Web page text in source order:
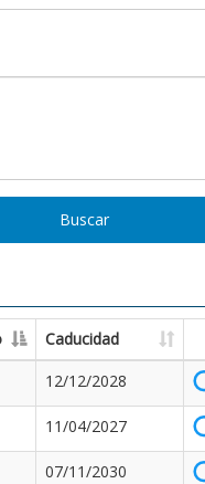
Buscar
Caducidad
12/12/2028
11/04/2027
07/11/2030